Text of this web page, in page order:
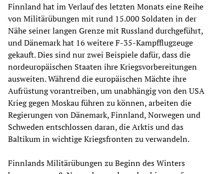
Finnland hat im Verlauf des letzten Monats eine Reihe
von Militärübungen mit rund 15.000 Soldaten in der
Nähe seiner langen Grenze mit Russland durchgeführt,
und Dänemark hat 16 weitere F-35-Kampfflugzeuge
gekauft. Dies sind nur zwei Beispiele dafür, dass die
nordeuropäischen Staaten ihre Kriegsvorbereitungen
ausweiten. Während die europäischen Mächte ihre
Aufrüstung vorantreiben, um unabhängig von den USA
Krieg gegen Moskau führen zu können, arbeiten die
Regierungen von Dänemark, Finnland, Norwegen und
Schweden entschlossen daran, die Arktis und das
Baltikum in wichtige Kriegsfronten zu verwandeln.
Finnlands Militärübungen zu Beginn des Winters